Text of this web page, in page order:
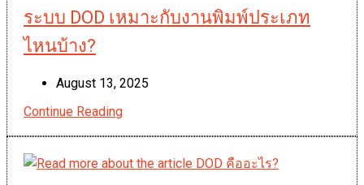
กำหนด
คุณภาพ
ระบบ DOD เหมาะกับงานพิมพ์ประเภท
ไหนบ้าง?
Post
August 13, 2025
Continue Readingระบบ DOD เหมาะ
กับ
พิมพ์